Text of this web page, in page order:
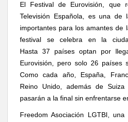
El Festival de Eurovisión, que
Televisión Española,
es una de
importantes para los amantes de
festival se celebra en la
Hasta 37 países optan por
Eurovisión, pero solo 26 países
Como cada año, España,
Reino Unido,
además de Suiza
pasarán a la final sin enfrentarse
Freedom Asociación LGTBI,